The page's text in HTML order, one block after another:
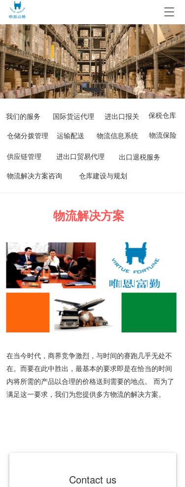
T
o
g
g
l
e
n
a
v
i
g
a
t
i
我们的服务 国际货运代理 进出口报关 保税仓库
仓储分拨管理 运输配送 物流信息系统 物流保险
供应链管理 进出口贸易代理 出口退税服务
仓库建设与规划
物流解决方案咨询
物流解决方案
在当今时代，商界竞争激烈，与时间的赛跑几乎无处不
在。而要在此中胜出，最基本的要求即是在恰当的时间
内将所需的产品以合理的价格送到需要的地点。 而为了
满足这一要求，我们为您提供多方物流的解决方案。
Contact us